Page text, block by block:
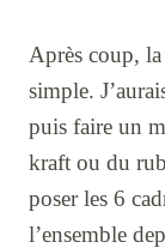
Après coup,
simple.
puis faire un
kraft ou du
poser les 6
l’ensemble